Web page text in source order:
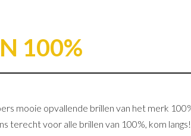
100%
mooie opvallende brillen van het merk
terecht voor alle brillen van 100%, kom langs!